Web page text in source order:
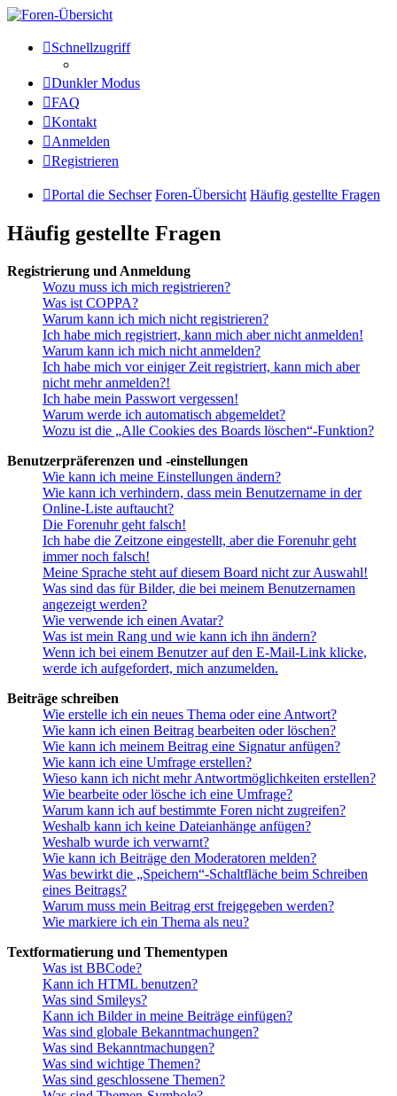
Die Sechser - Anlagenmeisterei
und Treffpunkt für
Eisenbahnverrückte
Anlagenmeisterei
Schnellzugriff
Dunkler Modus
FAQ
Kontakt
Anmelden
Registrieren
Portal die Sechser Foren-Übersicht Häufig gestellte Fragen
Häufig gestellte Fragen
Registrierung und Anmeldung
Wozu muss ich mich registrieren?
Was ist COPPA?
Warum kann ich mich nicht registrieren?
Ich habe mich registriert, kann mich aber nicht anmelden!
Warum kann ich mich nicht anmelden?
Ich habe mich vor einiger Zeit registriert, kann mich aber
nicht mehr anmelden?!
Ich habe mein Passwort vergessen!
Warum werde ich automatisch abgemeldet?
Wozu ist die „Alle Cookies des Boards löschen“-Funktion?
Benutzerpräferenzen und -einstellungen
Wie kann ich meine Einstellungen ändern?
Wie kann ich verhindern, dass mein Benutzername in der
Online-Liste auftaucht?
Die Forenuhr geht falsch!
Ich habe die Zeitzone eingestellt, aber die Forenuhr geht
immer noch falsch!
Meine Sprache steht auf diesem Board nicht zur Auswahl!
Was sind das für Bilder, die bei meinem Benutzernamen
angezeigt werden?
Wie verwende ich einen Avatar?
Was ist mein Rang und wie kann ich ihn ändern?
Wenn ich bei einem Benutzer auf den E-Mail-Link klicke,
werde ich aufgefordert, mich anzumelden.
Beiträge schreiben
Wie erstelle ich ein neues Thema oder eine Antwort?
Wie kann ich einen Beitrag bearbeiten oder löschen?
Wie kann ich meinem Beitrag eine Signatur anfügen?
Wie kann ich eine Umfrage erstellen?
Wieso kann ich nicht mehr Antwortmöglichkeiten erstellen?
Wie bearbeite oder lösche ich eine Umfrage?
Warum kann ich auf bestimmte Foren nicht zugreifen?
Weshalb kann ich keine Dateianhänge anfügen?
Weshalb wurde ich verwarnt?
Wie kann ich Beiträge den Moderatoren melden?
Was bewirkt die „Speichern“-Schaltfläche beim Schreiben
eines Beitrags?
Warum muss mein Beitrag erst freigegeben werden?
Wie markiere ich ein Thema als neu?
Textformatierung und Thementypen
Was ist BBCode?
Kann ich HTML benutzen?
Was sind Smileys?
Kann ich Bilder in meine Beiträge einfügen?
Was sind globale Bekanntmachungen?
Was sind Bekanntmachungen?
Was sind wichtige Themen?
Was sind geschlossene Themen?